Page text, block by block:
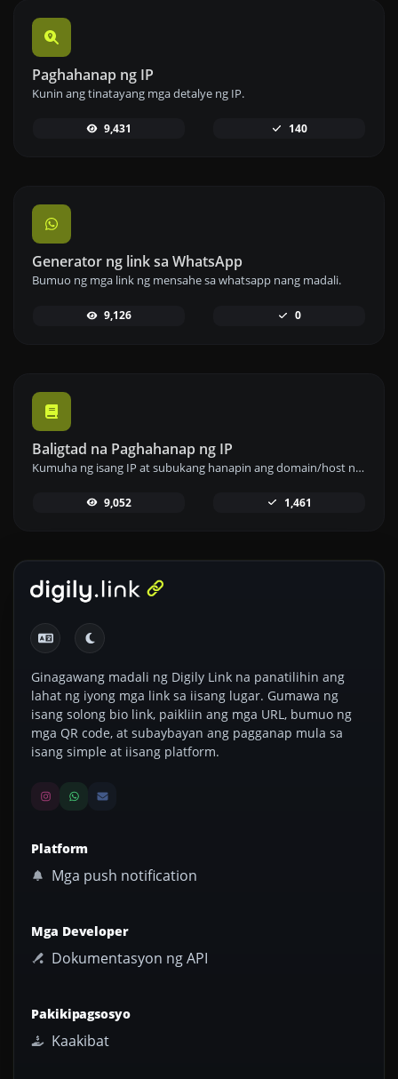
Paghahanap ng IP
Kunin ang tinatayang mga detalye ng IP.
9,431 140
Generator ng link sa WhatsApp
Bumuo ng mga link ng mensahe sa whatsapp nang madali.
9,126 0
Baligtad na Paghahanap ng IP
Kumuha ng isang IP at subukang hanapin ang domain/host na nauugnay dito.
9,052 1,461
Ginagawang madali ng Digily Link na panatilihin ang
lahat ng iyong mga link sa iisang lugar. Gumawa ng
isang solong bio link, paikliin ang mga URL, bumuo ng
mga QR code, at subaybayan ang pagganap mula sa
isang simple at iisang platform.
Platform
Mga push notification
Mga Developer
Dokumentasyon ng API
Pakikipagsosyo
Kaakibat